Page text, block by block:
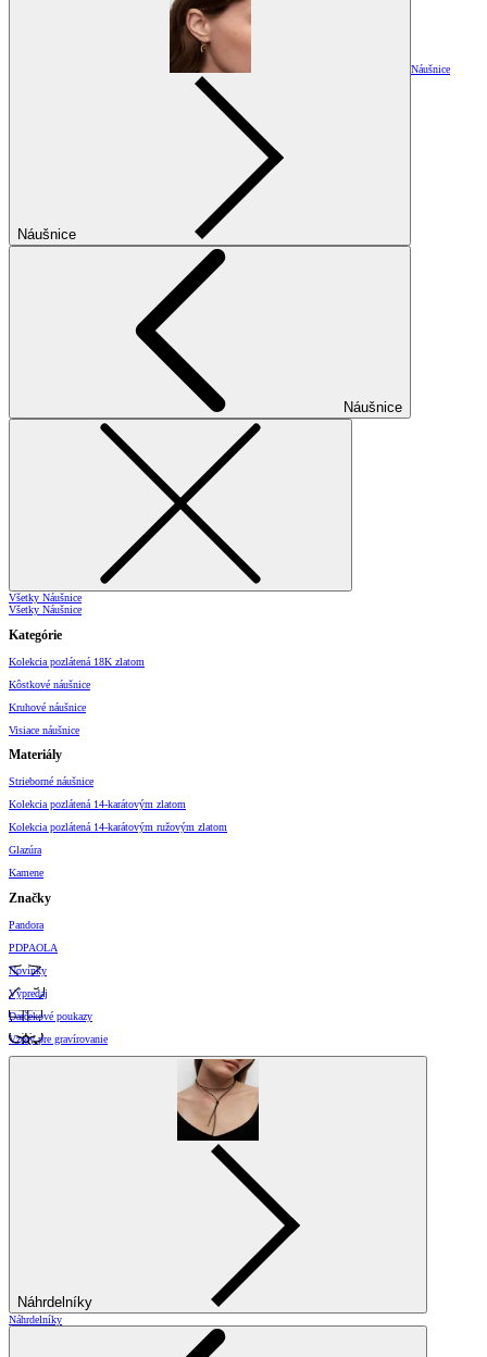
Náušnice
Náušnice
Náušnice
Všetky Náušnice
Všetky Náušnice
Kategórie
Kolekcia pozlátená 18K zlatom
Kôstkové náušnice
Kruhové náušnice
Visiace náušnice
Materiály
Strieborné náušnice
Kolekcia pozlátená 14-karátovým zlatom
Kolekcia pozlátená 14-karátovým ružovým zlatom
Glazúra
Kamene
Značky
Pandora
PDPAOLA
Novinky
Výpredaj
Darčekové poukazy
Vzory pre gravírovanie
Náhrdelníky
Náhrdelníky